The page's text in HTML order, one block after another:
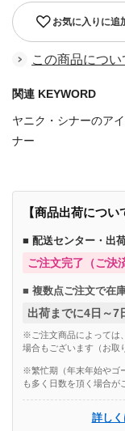
お気に入りに追
この商品につ
関連 KEYWORD
ヤニク・シナーのア
ナー
【商品出荷につい
■ 配送センター・出
ご注文完了（ご決
■ 複数点ご注文で在
出荷までに4日～7
※ご注文商品によっては
場合もございます（お取
※繁忙期（年末年始やゴ
も多く日数を頂く場合が
詳し